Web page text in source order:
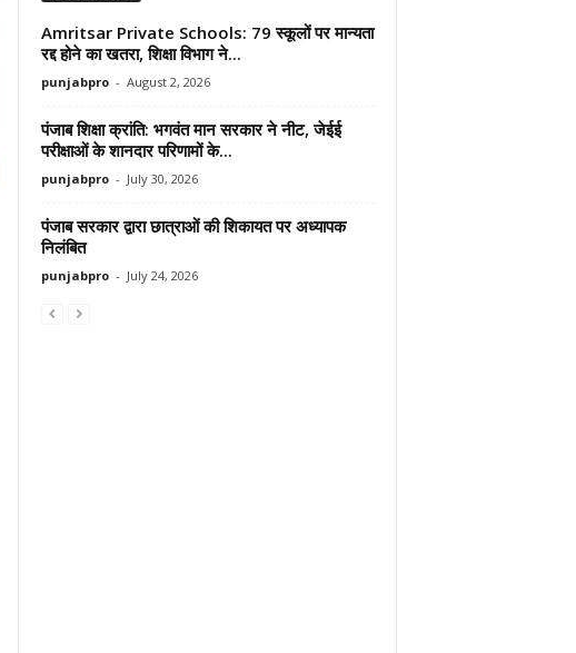
Amritsar Private Schools: 79 स्कूलों पर मान्यता
रद्द होने का खतरा, शिक्षा विभाग ने...
punjabpro - August 2, 2026
पंजाब शिक्षा क्रांति: भगवंत मान सरकार ने नीट, जेईई
परीक्षाओं के शानदार परिणामों के...
punjabpro - July 30, 2026
पंजाब सरकार द्वारा छात्राओं की शिकायत पर अध्यापक
निलंबित
punjabpro - July 24, 2026